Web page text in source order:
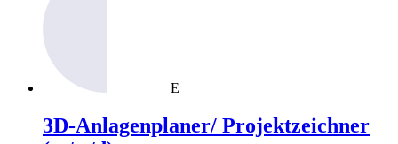
E
3D-Anlagenplaner/ Projektzeichner